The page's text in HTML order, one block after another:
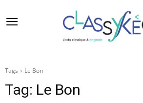
Tags Le Bon
Tag: Le Bon